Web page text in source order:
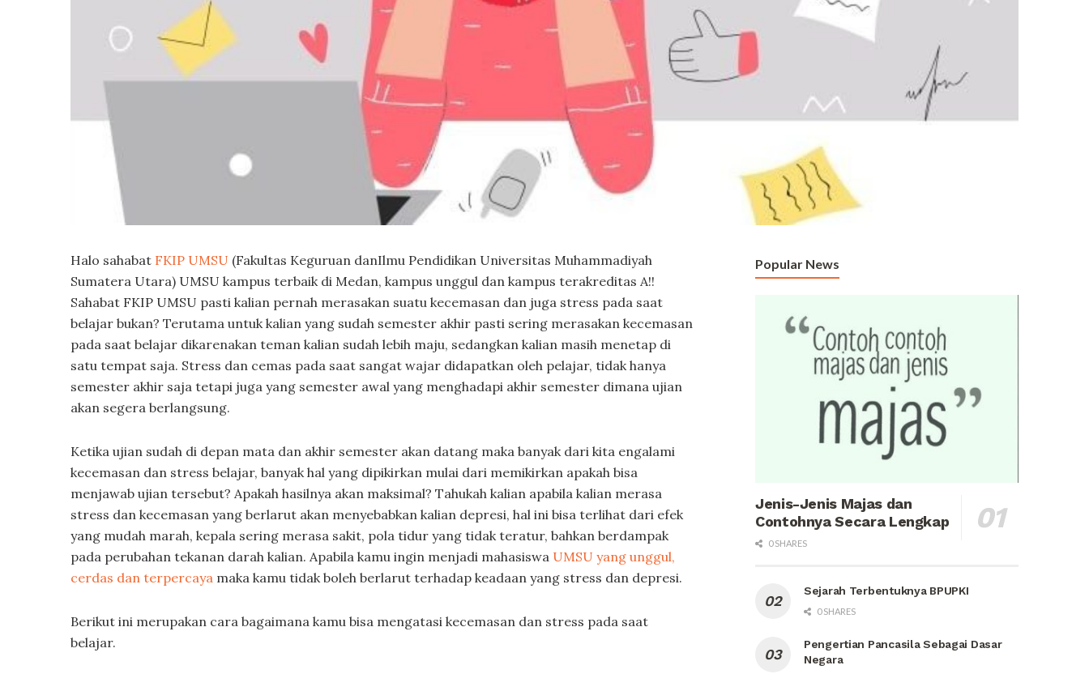
Halo sahabat FKIP UMSU (Fakultas Keguruan danIlmu Pendidikan Universitas Muhammadiyah
Sumatera Utara) UMSU kampus terbaik di Medan, kampus unggul dan kampus terakreditas A!!
Sahabat FKIP UMSU pasti kalian pernah merasakan suatu kecemasan dan juga stress pada saat
belajar bukan? Terutama untuk kalian yang sudah semester akhir pasti sering merasakan kecemasan
pada saat belajar dikarenakan teman kalian sudah lebih maju, sedangkan kalian masih menetap di
satu tempat saja. Stress dan cemas pada saat sangat wajar didapatkan oleh pelajar, tidak hanya
semester akhir saja tetapi juga yang semester awal yang menghadapi akhir semester dimana ujian
akan segera berlangsung.
Ketika ujian sudah di depan mata dan akhir semester akan datang maka banyak dari kita engalami
kecemasan dan stress belajar, banyak hal yang dipikirkan mulai dari memikirkan apakah bisa
menjawab ujian tersebut? Apakah hasilnya akan maksimal? Tahukah kalian apabila kalian merasa
stress dan kecemasan yang berlarut akan menyebabkan kalian depresi, hal ini bisa terlihat dari efek
yang mudah marah, kepala sering merasa sakit, pola tidur yang tidak teratur, bahkan berdampak
pada perubahan tekanan darah kalian. Apabila kamu ingin menjadi mahasiswa UMSU yang unggul,
cerdas dan terpercaya maka kamu tidak boleh berlarut terhadap keadaan yang stress dan depresi.
Berikut ini merupakan cara bagaimana kamu bisa mengatasi kecemasan dan stress pada saat
belajar.
Popular News
Jenis-Jenis Majas dan
Contohnya Secara Lengkap
0 SHARES
Sejarah Terbentuknya BPUPKI
0 SHARES
Pengertian Pancasila Sebagai Dasar
Negara